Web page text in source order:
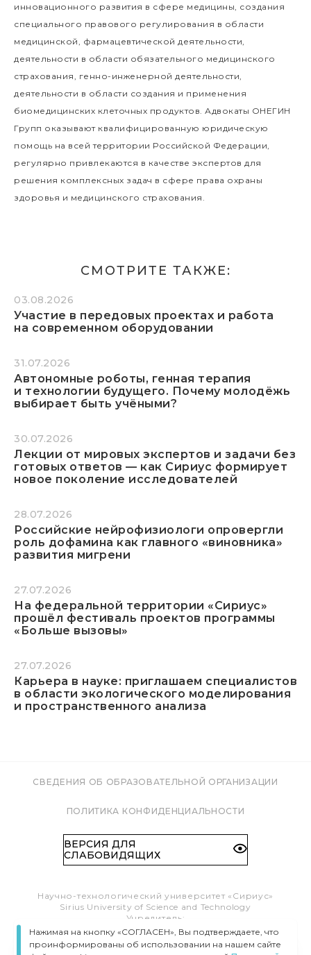
инновационного развития в сфере медицины, создания
специального правового регулирования в области
медицинской, фармацевтической деятельности,
деятельности в области обязательного медицинского
страхования, генно-инженерной деятельности,
деятельности в области создания и применения
биомедицинских клеточных продуктов. Адвокаты ОНЕГИН
Групп оказывают квалифицированную юридическую
помощь на всей территории Российской Федерации,
регулярно привлекаются в качестве экспертов для
решения комплексных задач в сфере права охраны
здоровья и медицинского страхования.
СМОТРИТЕ ТАКЖЕ:
03.08.2026
Участие в передовых проектах и работа
на современном оборудовании
31.07.2026
Автономные роботы, генная терапия
и технологии будущего. Почему молодёжь
выбирает быть учёными?
30.07.2026
Лекции от мировых экспертов и задачи без
готовых ответов — как Сириус формирует
новое поколение исследователей
28.07.2026
Российские нейрофизиологи опровергли
роль дофамина как главного «виновника»
развития мигрени
27.07.2026
На федеральной территории «Сириус»
прошёл фестиваль проектов программы
«Больше вызовы»
27.07.2026
Карьера в науке: приглашаем специалистов
в области экологического моделирования
и пространственного анализа
СВЕДЕНИЯ ОБ ОБРАЗОВАТЕЛЬНОЙ ОРГАНИЗАЦИИ
ПОЛИТИКА КОНФИДЕНЦИАЛЬНОСТИ
ВЕРСИЯ ДЛЯ
СЛАБОВИДЯЩИХ
Научно-технологический университет «Сириус»
Sirius University of Science and Technology
Учредитель:
Образовательный Фонд «Талант и успех»
Федеральная территория «Сириус»,
Нажимая на кнопку «СОГЛАСЕН», Вы подтверждаете, что
проинформированы об использовании на нашем сайте